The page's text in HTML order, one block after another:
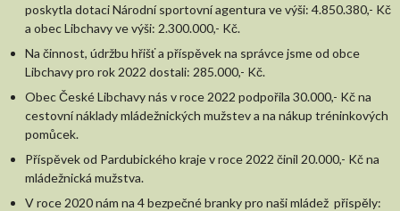
poskytla dotaci Národní sportovní agentura ve výši: 4.850.380,- Kč
a obec Libchavy ve výši: 2.300.000,- Kč.
Na činnost, údržbu hřišť a příspěvek na správce jsme od obce
Libchavy pro rok 2022 dostali: 285.000,- Kč.
Obec České Libchavy nás v roce 2022 podpořila 30.000,- Kč na
cestovní náklady mládežnických mužstev a na nákup tréninkových
pomůcek.
Příspěvek od Pardubického kraje v roce 2022 činil 20.000,- Kč na
mládežnická mužstva.
V roce 2020 nám na 4 bezpečné branky pro naši mládež přispěly: